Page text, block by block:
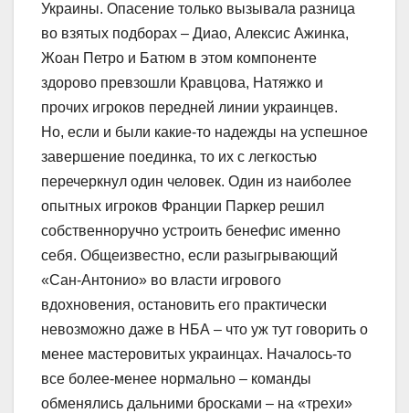
Украины. Опасение только вызывала разница
во взятых подборах – Диао, Алексис Ажинка,
Жоан Петро и Батюм в этом компоненте
здорово превзошли Кравцова, Натяжко и
прочих игроков передней линии украинцев.
Но, если и были какие-то надежды на успешное
завершение поединка, то их с легкостью
перечеркнул один человек. Один из наиболее
опытных игроков Франции Паркер решил
собственноручно устроить бенефис именно
себя. Общеизвестно, если разыгрывающий
«Сан-Антонио» во власти игрового
вдохновения, остановить его практически
невозможно даже в НБА – что уж тут говорить о
менее мастеровитых украинцах. Началось-то
все более-менее нормально – команды
обменялись дальними бросками – на «трехи»